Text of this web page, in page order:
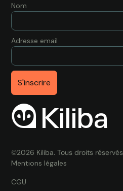
Nom
Adresse email
O Kiliba
Mentions légales
CGU
©2026 Kiliba. Tous droits réservés